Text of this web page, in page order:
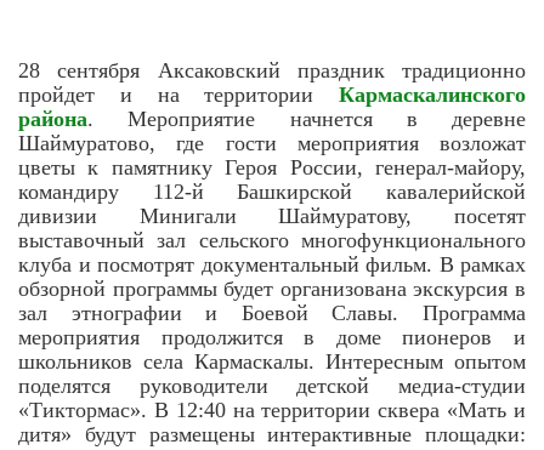
28 сентября Аксаковский праздник традиционно
пройдет и на территории Кармаскалинского
района. Мероприятие начнется в деревне
Шаймуратово, где гости мероприятия возложат
цветы к памятнику Героя России, генерал-майору,
командиру 112-й Башкирской кавалерийской
дивизии Минигали Шаймуратову, посетят
выставочный зал сельского многофункционального
клуба и посмотрят документальный фильм. В рамках
обзорной программы будет организована экскурсия в
зал этнографии и Боевой Славы. Программа
мероприятия продолжится в доме пионеров и
школьников села Кармаскалы. Интересным опытом
поделятся руководители детской медиа-студии
«Тиктормас». В 12:40 на территории сквера «Мать и
дитя» будут размещены интерактивные площадки: